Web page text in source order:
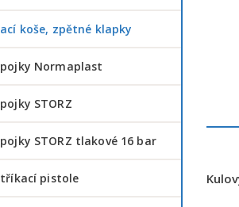
Sací koše, zpětné klapky
Spojky Normaplast
Spojky STORZ
Spojky STORZ tlakové 16 bar
Stříkací pistole